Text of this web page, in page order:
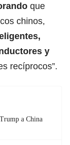
que
chinos,
y
recíprocos”.
a China